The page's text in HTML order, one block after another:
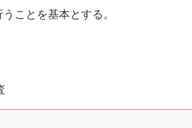
ことを基本とする。